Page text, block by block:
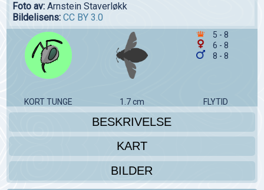
Foto av: Arnstein Staverløkk
Bildelisens: CC BY 3.0
5 - 8
6 - 8
8 - 8
KORT TUNGE 1.7 cm FLYTID
BESKRIVELSE
KART
BILDER